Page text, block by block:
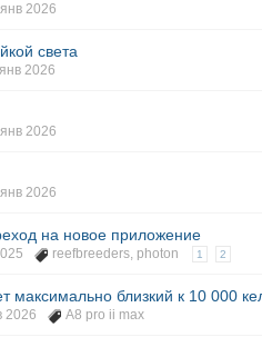
2026
света
2026
2026
2026
на новое приложение
reefbreeders, photon 1 2
максимально близкий к 10 000
2026 A8 pro ii max